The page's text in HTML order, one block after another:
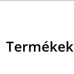
Termékek